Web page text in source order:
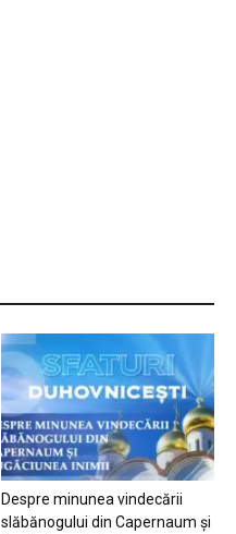
Despre minunea vindecării
slăbănogului din Capernaum și